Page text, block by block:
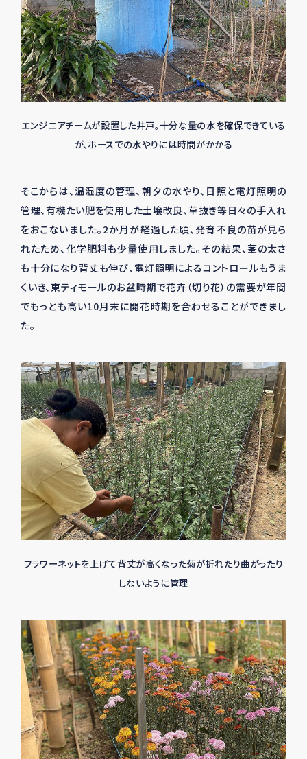
エンジニアチームが設置した井戸。十分な量の水を確保できている
が、ホースでの水やりには時間がかかる
そこからは、温湿度の管理、朝夕の水やり、日照と電灯照明の
管理、有機たい肥を使用した土壌改良、草抜き等日々の手入れ
をおこないました。 2か月が経過した頃、発育不良の苗が見ら
れたため、化学肥料も少量使用しました。その結果、茎の太さ
も十分になり背丈も伸び、電灯照明によるコントロールもうま
くいき、東ティモールのお盆時期で花卉（切り花）の需要が年間
でもっとも高い10月末に開花時期を合わせることができまし
た。
フラワーネットを上げて背丈が高くなった菊が折れたり曲がったり
しないように管理